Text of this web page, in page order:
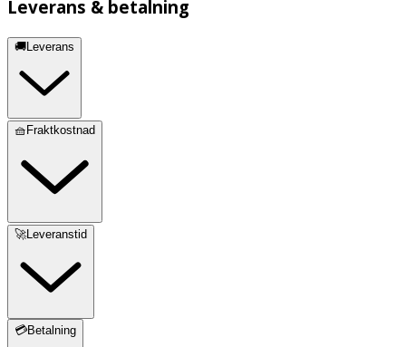
Leverans & betalning
🚚Leverans
🧺Fraktkostnad
🚀Leveranstid
💳Betalning